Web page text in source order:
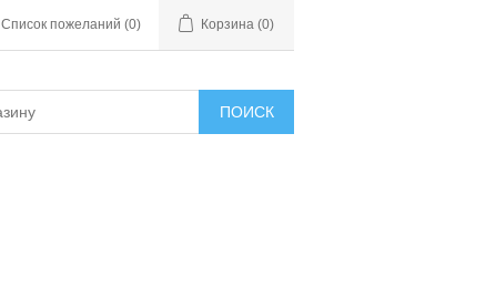
Список пожеланий (0) Корзина (0)
ПОИСК